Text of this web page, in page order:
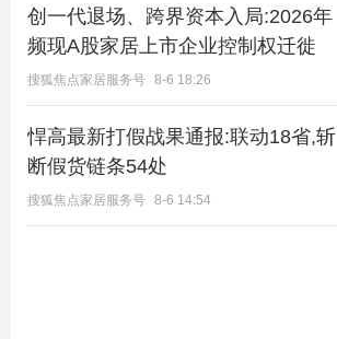
创一代退场、跨界资本入局:2026年
频现A股家居上市企业控制权迁徙
搜狐焦点家居服务号 8-6 18:26
悍高最新打假战果通报:联动18省,斩
断假货链条54处
搜狐焦点家居服务号 8-6 14:54